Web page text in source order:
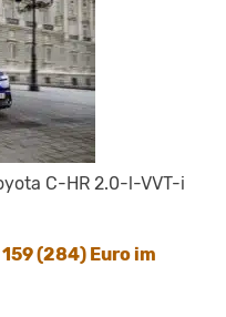
C-HR 2.0-l-VVT-i
(284) Euro im